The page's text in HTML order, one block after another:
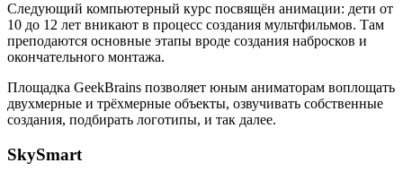
Следующий компьютерный курс посвящён анимации: дети от
10 до 12 лет вникают в процесс создания мультфильмов. Там
преподаются основные этапы вроде создания набросков и
окончательного монтажа.
Площадка GeekBrains позволяет юным аниматорам воплощать
двухмерные и трёхмерные объекты, озвучивать собственные
создания, подбирать логотипы, и так далее.
SkySmart